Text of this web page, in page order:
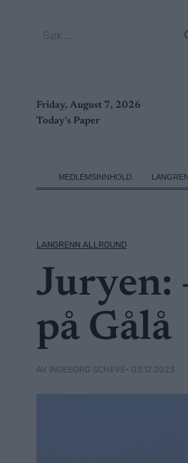
Friday, August 7, 2026
Today's Paper
MEDLEMSINNHOLD
LANGRENN ALLROUND
Juryen:
på Gålå
AV INGEBORG SCHEVE• 03.12.2023